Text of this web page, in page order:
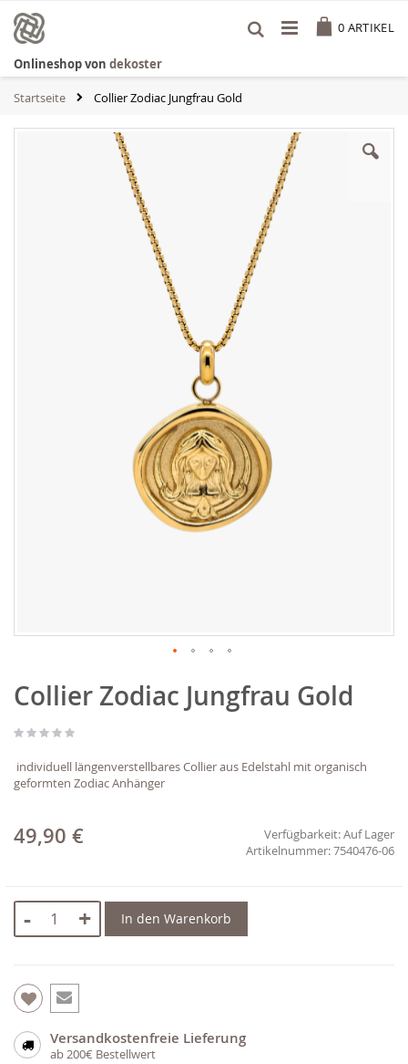
Inhalt
springen
0 ARTIKEL
Onlineshop von dekoster
Startseite Collier Zodiac Jungfrau Gold
Anfang
der
springen
Collier Zodiac Jungfrau Gold
individuell längenverstellbares Collier aus Edelstahl mit organisch
geformten Zodiac Anhänger
49,90 € Verfügbarkeit:Auf Lager
7540476-06
- + In den Warenkorb
Versandkostenfreie Lieferung
ab 200€ Bestellwert